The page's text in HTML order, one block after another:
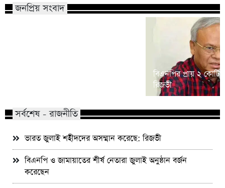
জনপ্রিয় সংবাদ
বিএনপির প্রায় ২ কোটি
রিজভী
সর্বশেষ - রাজনীতি
ভারত জুলাই শহীদদের অসম্মান করেছে: রিজভী
বিএনপি ও জামায়াতের শীর্ষ নেতারা জুলাই অনুষ্ঠান বর্জন
করেছেন